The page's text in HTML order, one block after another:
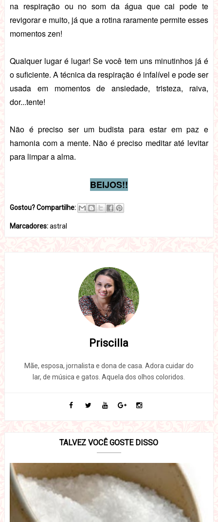
na respiração ou no som da água que cai pode te
revigorar e muito, já que a rotina raramente permite esses
momentos zen!
Qualquer lugar é lugar! Se você tem uns minutinhos já é
o suficiente. A técnica da respiração é infalível e pode ser
usada em momentos de ansiedade, tristeza, raiva,
dor...tente!
Não é preciso ser um budista para estar em paz e
hamonia com a mente. Não é preciso meditar até levitar
para limpar a alma.
BEIJOS!!
Gostou? Compartilhe:
Marcadores:astral
Priscilla
Mãe, esposa, jornalista e dona de casa. Adora cuidar do
lar, de música e gatos. Aquela dos olhos coloridos.
TALVEZ VOCÊ GOSTE DISSO